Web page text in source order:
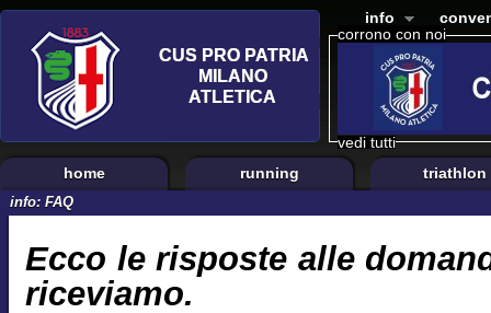
corrono con noi
vedi tutti
info
home running triathlon
info: FAQ
Ecco le risposte alle
riceviamo.